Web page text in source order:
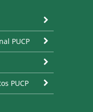
PUCP
PUCP